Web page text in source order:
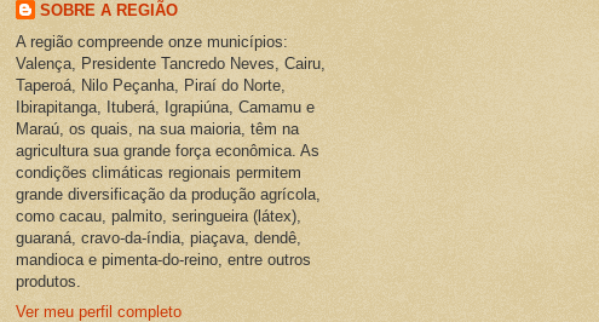
SOBRE A REGIÃO
A região compreende onze municípios:
Valença, Presidente Tancredo Neves, Cairu,
Taperoá, Nilo Peçanha, Piraí do Norte,
Ibirapitanga, Ituberá, Igrapiúna, Camamu e
Maraú, os quais, na sua maioria, têm na
agricultura sua grande força econômica. As
condições climáticas regionais permitem
grande diversificação da produção agrícola,
como cacau, palmito, seringueira (látex),
guaraná, cravo-da-índia, piaçava, dendê,
mandioca e pimenta-do-reino, entre outros
produtos.
Ver meu perfil completo